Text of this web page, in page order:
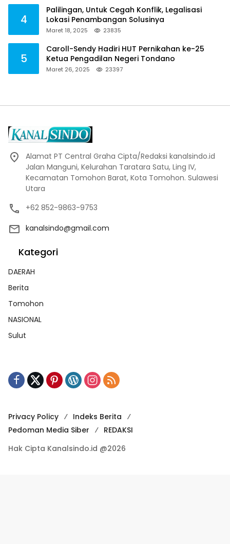
4
Palilingan, Untuk Cegah Konflik, Legalisasi
Lokasi Penambangan Solusinya
Maret 18, 2025 23835
5
Caroll-Sendy Hadiri HUT Pernikahan ke-25
Ketua Pengadilan Negeri Tondano
Maret 26, 2025 23397
Alamat PT Central Graha Cipta/Redaksi kanalsindo.id
Jalan Manguni, Kelurahan Taratara Satu, Ling IV,
Kecamatan Tomohon Barat, Kota Tomohon. Sulawesi
Utara
+62 852-9863-9753
kanalsindo@gmail.com
Kategori
DAERAH
Berita
Tomohon
NASIONAL
Sulut
Privacy Policy
Indeks Berita
Pedoman Media Siber
REDAKSI
Hak Cipta Kanalsindo.id @2026